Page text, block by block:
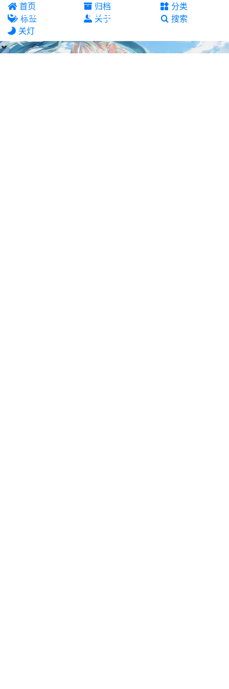
Unrealfeathers' Blog
首页 归档
分类
标签
关于
搜索
关灯